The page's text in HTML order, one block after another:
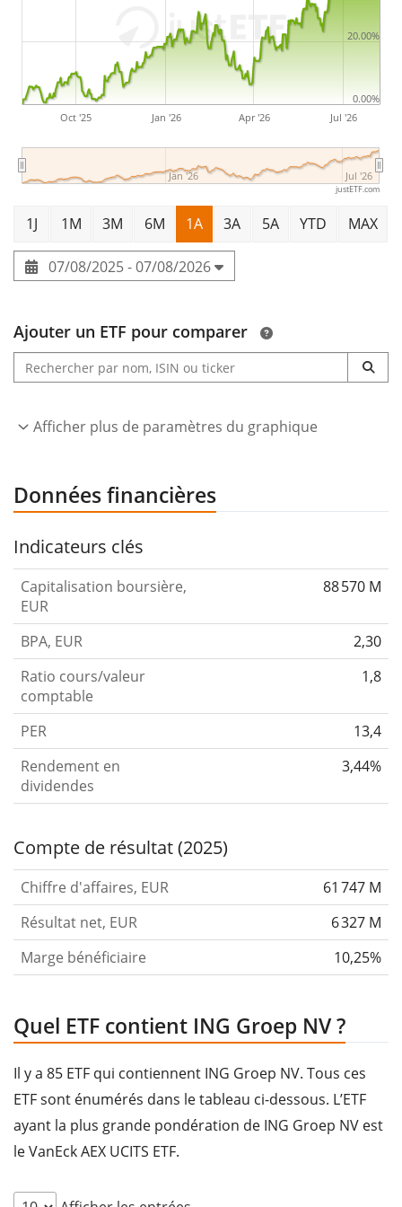
gestion de trésorerie, le financement des entreprises,
l'immobilier et le crédit-bail. Le segment Corporate Line
représente les activités de gestion du capital et
certains éléments de revenus et de dépenses. La
société a été fondée le 4 mars 1991 et son siège social
se trouve à Amsterdam, aux Pays-Bas.
Oct '25 Jan '26 Apr '26 Jul '26
Jan '26 Jul '26
0.00%
20.00%
justETF.com
1J 1M 3M 6M 1A 3A 5A YTD MAX
07/08/2025 - 07/08/2026
Ajouter un ETF pour comparer
Afficher plus de paramètres du graphique
Données financières
Indicateurs clés
Capitalisation boursière,
EUR
88 570 M
BPA, EUR
2,30
Ratio cours/valeur
comptable
1,8
PER
13,4
Rendement en
dividendes
3,44%
Compte de résultat (2025)
Chiffre d'affaires, EUR
61 747 M
Résultat net, EUR
6 327 M
Marge bénéficiaire
10,25%
Quel ETF contient ING Groep NV ?
Il y a 85 ETF qui contiennent ING Groep NV. Tous ces
ETF sont énumérés dans le tableau ci-dessous. L’ETF
ayant la plus grande pondération de ING Groep NV est
le VanEck AEX UCITS ETF.